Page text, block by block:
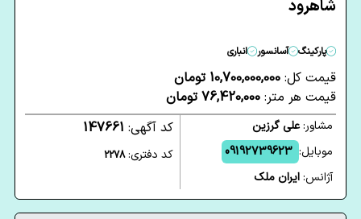
شاهرود
پارکینگ آسانسور انباری
قیمت کل: 10,700,000,000 تومان
قیمت هر متر: 76,420,000 تومان
مشاور:علی گرزین
موبایل: 09192739623
آژانس:ایران ملک
کد آگهی: 147661
کد دفتری:2278